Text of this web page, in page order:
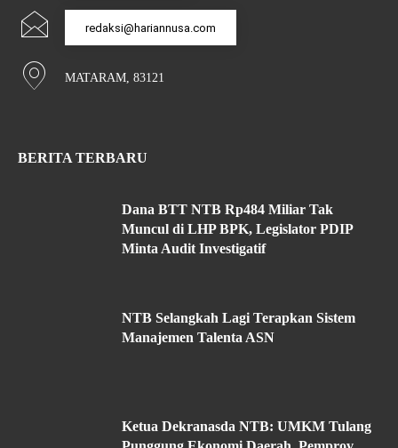
redaksi@hariannusa.com
MATARAM, 83121
BERITA TERBARU
Dana BTT NTB Rp484 Miliar Tak
Muncul di LHP BPK, Legislator PDIP
Minta Audit Investigatif
NTB Selangkah Lagi Terapkan Sistem
Manajemen Talenta ASN
Ketua Dekranasda NTB: UMKM Tulang